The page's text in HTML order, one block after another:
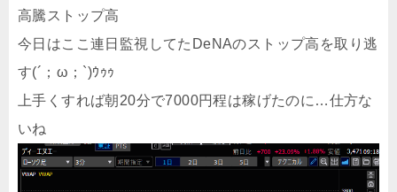
高騰ストップ高
今日はここ連日監視してたDeNAのストップ高を取り逃
す(´；ω； `)ｳｩｩ
上手くすれば朝20分で7000円程は稼げたのに…仕方な
いね